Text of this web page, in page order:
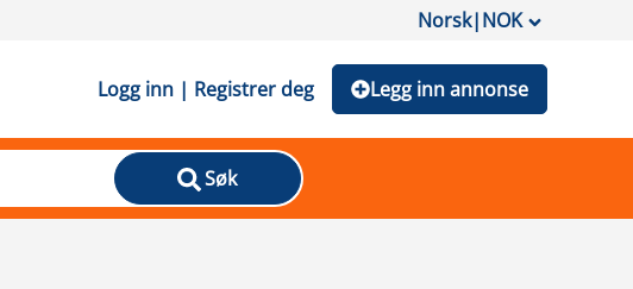
Norsk|NOK
Logg inn | Registrer deg Legg inn annonse
Søk